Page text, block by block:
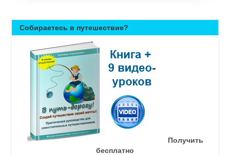
Собираетесь в путешествие?
Получить
бесплатно